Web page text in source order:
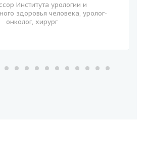
Института урологии и
здоровья человека, уролог-
онколог, хирург